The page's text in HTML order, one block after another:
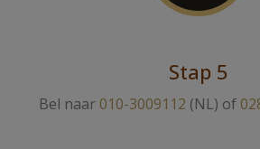
Stap 5
Bel naar 010-3009112 (NL) of